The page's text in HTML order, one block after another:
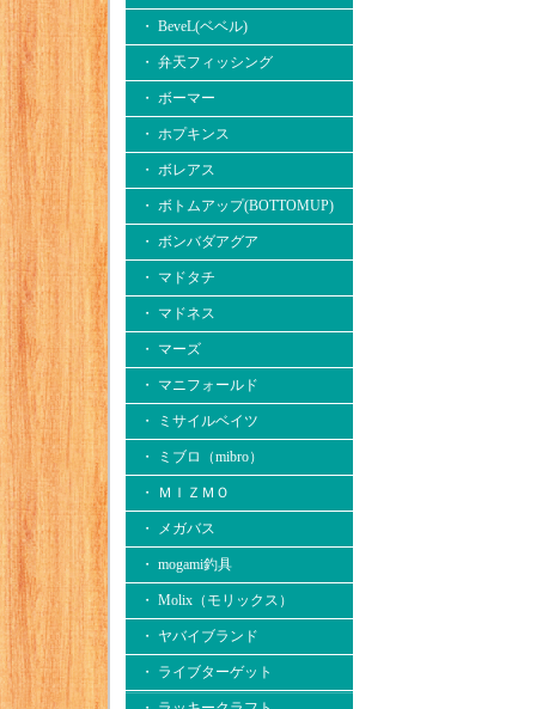
・ BeveL(ベベル)
・ 弁天フィッシング
・ ボーマー
・ ホプキンス
・ ボレアス
・ ボトムアップ(BOTTOMUP)
・ ボンバダアグア
・ マドタチ
・ マドネス
・ マーズ
・ マニフォールド
・ ミサイルベイツ
・ ミブロ（mibro）
・ ＭＩＺＭＯ
・ メガバス
・ mogami釣具
・ Molix（モリックス）
・ ヤバイブランド
・ ライブターゲット